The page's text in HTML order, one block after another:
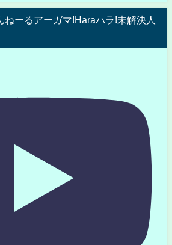
ねーるアーガマ!Haraハラ!未解決人